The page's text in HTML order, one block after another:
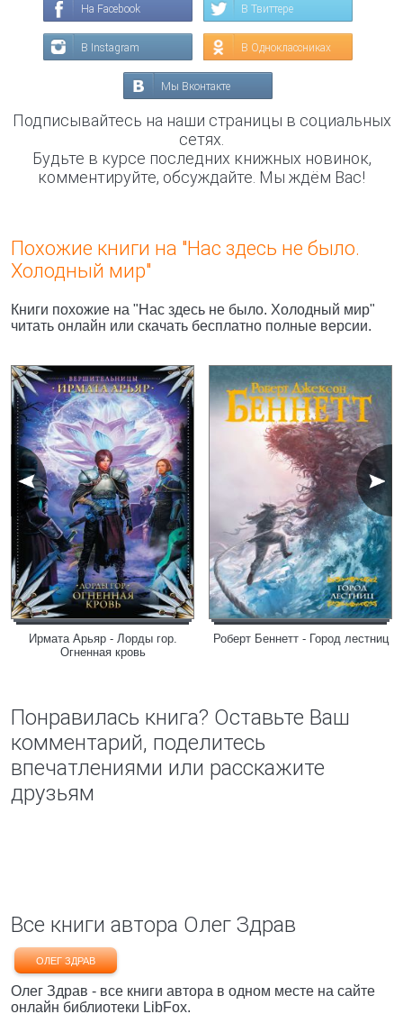
На Facebook В Твиттере
В Instagram В Одноклассниках
Мы Вконтакте
Подписывайтесь на наши страницы в социальных
сетях.
Будьте в курсе последних книжных новинок,
комментируйте, обсуждайте. Мы ждём Вас!
Похожие книги на "Нас здесь не было.
Холодный мир"
Книги похожие на "Нас здесь не было. Холодный мир"
читать онлайн или скачать бесплатно полные версии.
Ирмата Арьяр - Лорды гор.
Огненная кровь
Роберт Беннетт - Город лестниц
Понравилась книга? Оставьте Ваш
комментарий, поделитесь
впечатлениями или расскажите
друзьям
Все книги автора Олег Здрав
ОЛЕГ ЗДРАВ
Олег Здрав - все книги автора в одном месте на сайте
онлайн библиотеки LibFox.